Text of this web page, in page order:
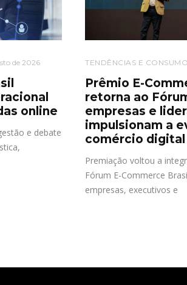
de 2026
online
e debate
TENDÊNCIAS E CONSUMO
Prêmio E-
retorna ao
empresas e
impulsionam a
comércio digital
Premiação voltou a
Fórum E-Commerce
empresas, executivos e